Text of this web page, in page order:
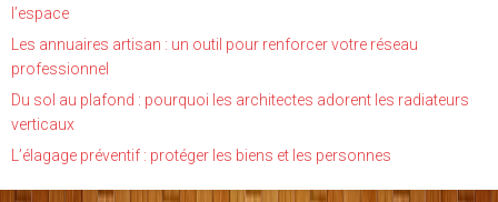
l’espace
Les annuaires artisan : un outil pour renforcer votre réseau
professionnel
Du sol au plafond : pourquoi les architectes adorent les radiateurs
verticaux
L’élagage préventif : protéger les biens et les personnes